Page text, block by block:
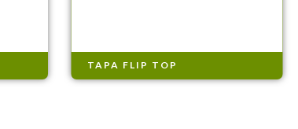
TAPA FLIP TOP